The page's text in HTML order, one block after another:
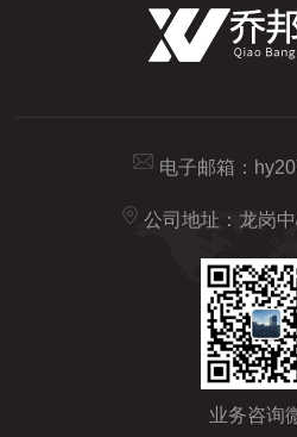
电子邮箱：
公司地址：龙岗
业务咨询